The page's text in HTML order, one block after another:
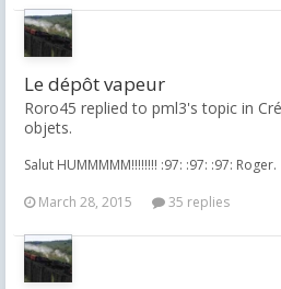
Le dépôt vapeur
Roro45 replied to pml3's topic in
objets.
Salut HUMMMMM!!!!!!!! :97: :97: :97: Roger.
March 28, 2015
35 replies